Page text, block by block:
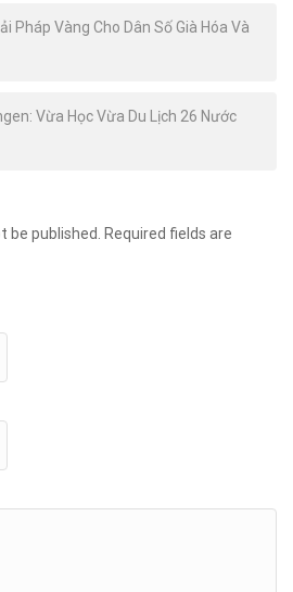
Pháp Vàng Cho Dân Số Già Hóa Và
Vừa Học Vừa Du Lịch 26 Nước
be published. Required fields are